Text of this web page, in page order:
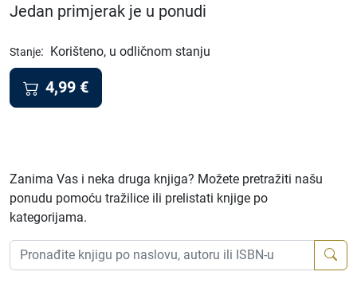
Jedan primjerak je u ponudi
Stanje: Korišteno, u odličnom stanju
4,99 €
Zanima Vas i neka druga knjiga? Možete pretražiti našu
ponudu pomoću tražilice ili prelistati knjige po
kategorijama.